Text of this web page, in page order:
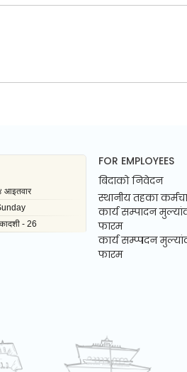
FOR EMPLOYEES
बिदाको निवेदन
स्थानीय तहका
कार्य सम्पादन
फारम
कार्य सम्प्पदन
फारम